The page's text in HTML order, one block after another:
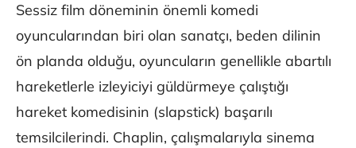
Sessiz film döneminin önemli komedi
oyuncularından biri olan sanatçı, beden dilinin
ön planda olduğu, oyuncuların genellikle abartılı
hareketlerle izleyiciyi güldürmeye çalıştığı
hareket komedisinin (slapstick) başarılı
temsilcilerindi. Chaplin, çalışmalarıyla sinema